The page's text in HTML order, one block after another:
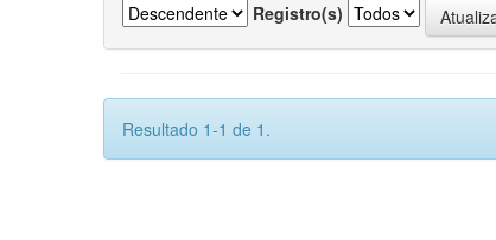
Registro(s)
Resultado 1-1 de 1.